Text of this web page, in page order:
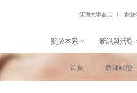
東海大學首頁 創藝
關於本系 新訊與活動
首頁 教師動態